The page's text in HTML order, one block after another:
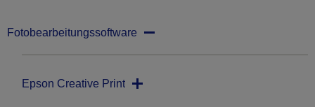
Fotobearbeitungssoftware
Epson Creative Print